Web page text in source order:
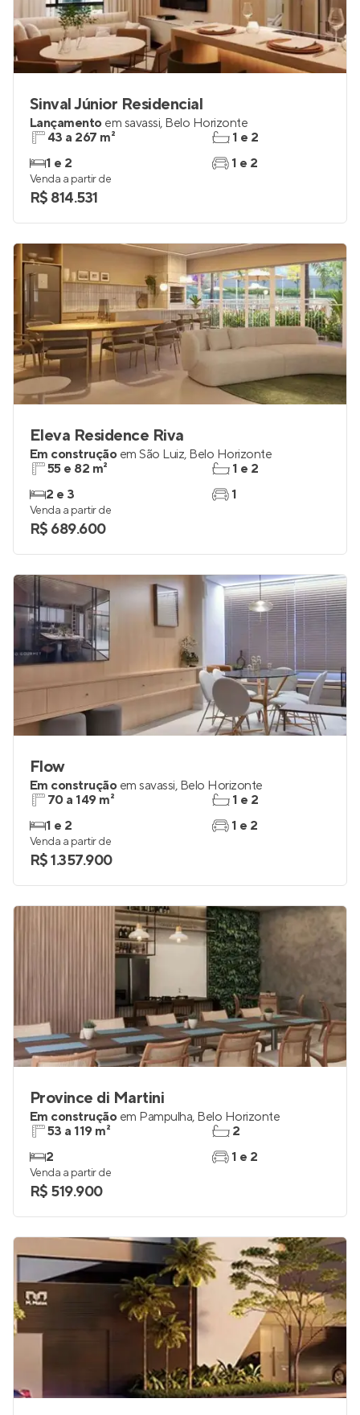
Sinval Júnior Residencial
Lançamento em savassi, Belo Horizonte
43 a 267 m²
1 e 2
1 e 2
1 e 2
Venda a partir de
R$ 814.531
Eleva Residence Riva
Em construção em São Luiz, Belo Horizonte
55 e 82 m²
2 e 3
1 e 2
1
Venda a partir de
R$ 689.600
Flow
Em construção em savassi, Belo Horizonte
70 a 149 m²
1 e 2
1 e 2
1 e 2
Venda a partir de
R$ 1.357.900
Province di Martini
Em construção em Pampulha, Belo Horizonte
53 a 119 m²
2
2
1 e 2
Venda a partir de
R$ 519.900